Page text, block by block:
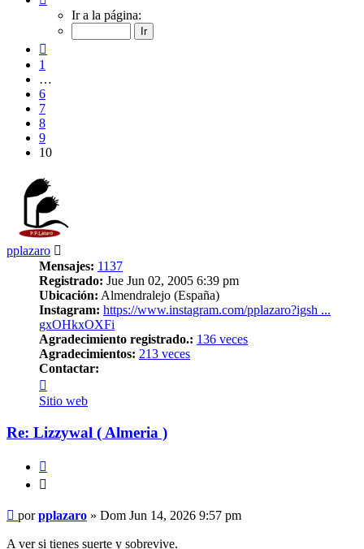
10
Ir a la página:
1
…
6
7
8
9
10
pplazaro
Mensajes: 1137
Registrado: Jue Jun 02, 2005 6:39 pm
Ubicación: Almendralejo (España)
Instagram: https://www.instagram.com/pplazaro?igsh ...
gxOHkxOXFi
Agradecimiento registrado.: 136 veces
Agradecimientos: 213 veces
Contactar:
pplazaro
Sitio web
Re: Lizzywal ( Almeria )
Mensaje
porpplazaro » Dom Jun 14, 2026 9:57 pm
A ver si tienes suerte y sobrevive.